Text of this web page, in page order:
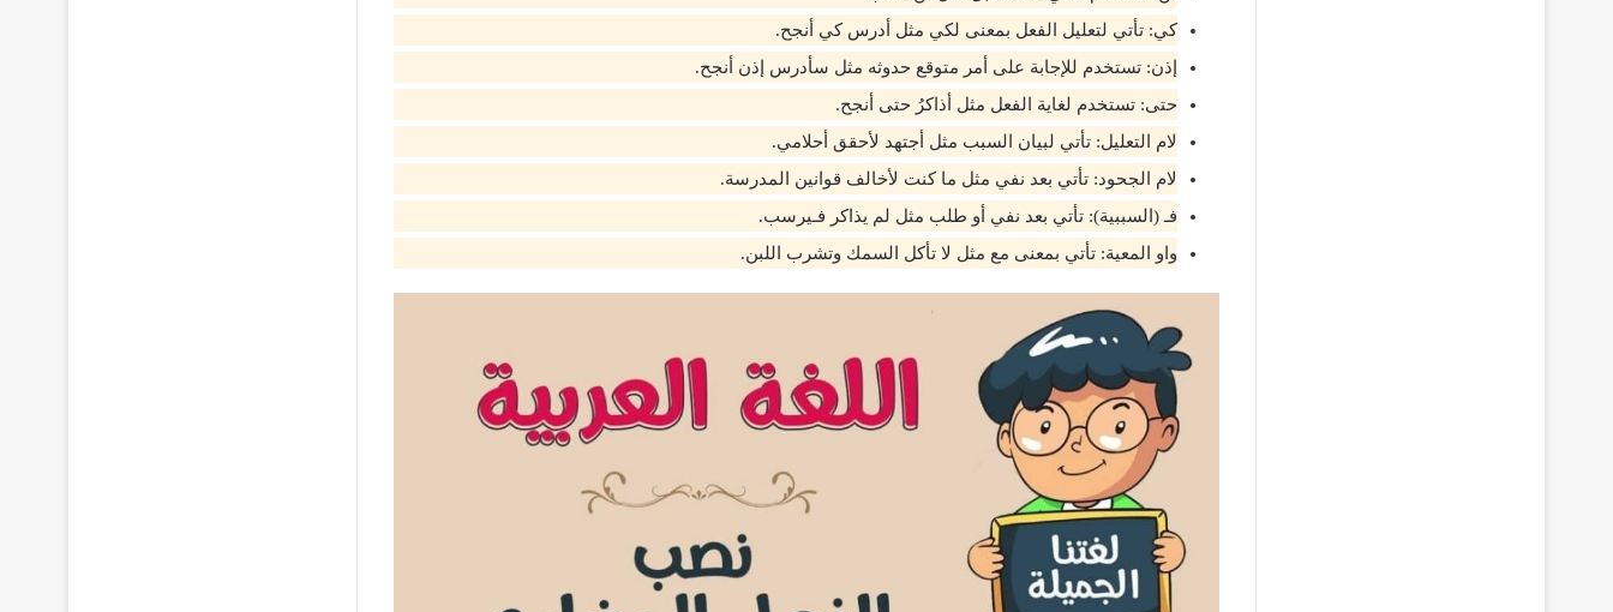
كي: تأتي لتعليل الفعل بمعنى لكي مثل أدرس كي أنجح.
إذن: تستخدم للإجابة على أمر متوقع حدوثه مثل سأدرس إذن أنجح.
حتى: تستخدم لغاية الفعل مثل أذاكرُ حتى أنجح.
لام التعليل: تأتي لبيان السبب مثل أجتهد لأحقق أحلامي.
لام الجحود: تأتي بعد نفي مثل ما كنت لأخالف قوانين المدرسة.
فـ (السببية): تأتي بعد نفي أو طلب مثل لم يذاكر فـيرسب.
واو المعية: تأتي بمعنى مع مثل لا تأكل السمك وتشرب اللبن.